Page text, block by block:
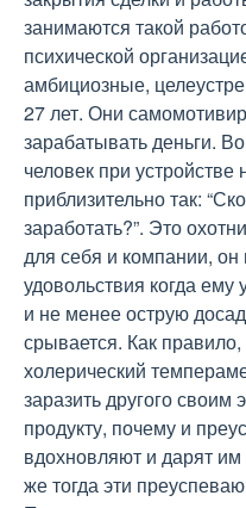
занимаются такой
психической
амбициозные,
27 лет. Они
зарабатывать деньги.
человек при устройстве
приблизительно так:
заработать?”. Это
для себя и компании,
удовольствия когда ему
и не менее острую
срывается. Как
холерический
заразить другого
продукту, почему и
вдохновляют и дарят
же тогда эти